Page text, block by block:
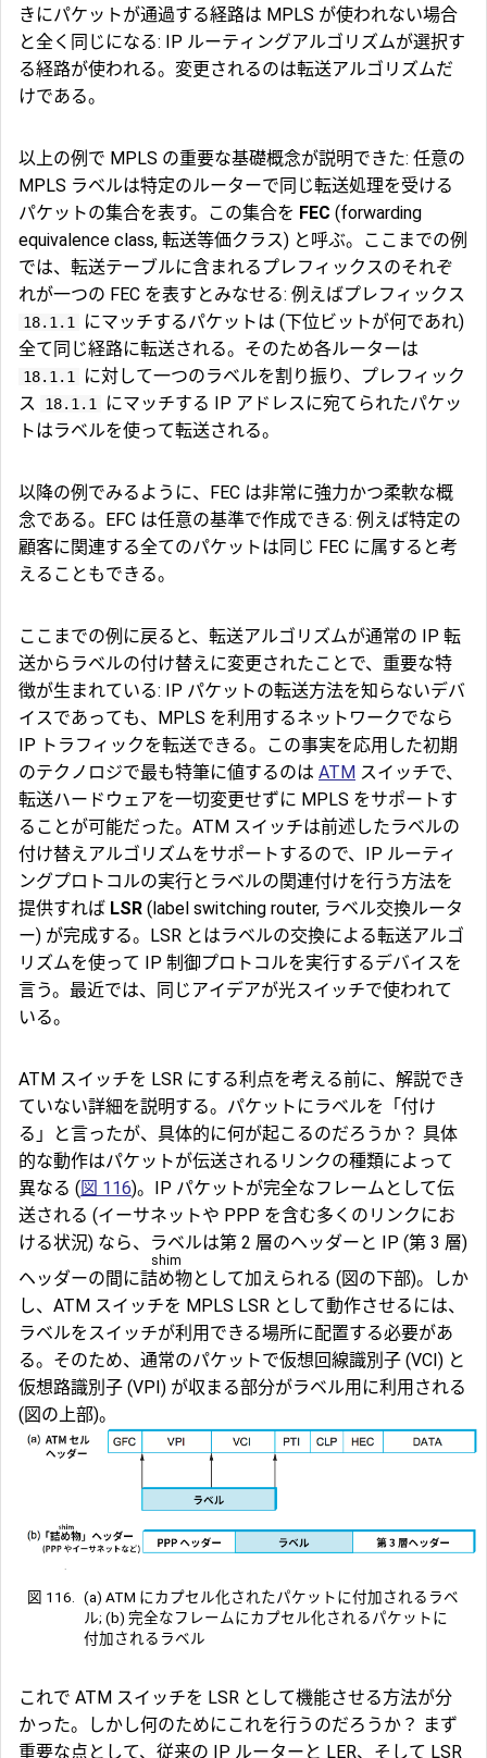
きにパケットが通過する経路は MPLS が使われない場合
と全く同じになる: IP ルーティングアルゴリズムが選択す
る経路が使われる。変更されるのは転送アルゴリズムだ
けである。
以上の例で MPLS の重要な基礎概念が説明できた: 任意の
MPLS ラベルは特定のルーターで同じ転送処理を受ける
パケットの集合を表す。この集合を FEC (forwarding
equivalence class, 転送等価クラス) と呼ぶ。ここまでの例
では、転送テーブルに含まれるプレフィックスのそれぞ
れが一つの FEC を表すとみなせる: 例えばプレフィックス
18.1.1
にマッチするパケットは (下位ビットが何であれ)
全て同じ経路に転送される。そのため各ルーターは
18.1.1
に対して一つのラベルを割り振り、プレフィック
ス
18.1.1
にマッチする IP アドレスに宛てられたパケッ
トはラベルを使って転送される。
以降の例でみるように、FEC は非常に強力かつ柔軟な概
念である。EFC は任意の基準で作成できる: 例えば特定の
顧客に関連する全てのパケットは同じ FEC に属すると考
えることもできる。
ここまでの例に戻ると、転送アルゴリズムが通常の IP 転
送からラベルの付け替えに変更されたことで、重要な特
徴が生まれている: IP パケットの転送方法を知らないデバ
イスであっても、MPLS を利用するネットワークでなら
IP トラフィックを転送できる。この事実を応用した初期
のテクノロジで最も特筆に値するのは ATM スイッチで、
転送ハードウェアを一切変更せずに MPLS をサポートす
ることが可能だった。ATM スイッチは前述したラベルの
付け替えアルゴリズムをサポートするので、IP ルーティ
ングプロトコルの実行とラベルの関連付けを行う方法を
提供すれば LSR (label switching router, ラベル交換ルータ
ー) が完成する。LSR とはラベルの交換による転送アルゴ
リズムを使って IP 制御プロトコルを実行するデバイスを
言う。最近では、同じアイデアが光スイッチで使われて
いる。
ATM スイッチを LSR にする利点を考える前に、解説でき
ていない詳細を説明する。パケットにラベルを「付け
る」と言ったが、具体的に何が起こるのだろうか？ 具体
的な動作はパケットが伝送されるリンクの種類によって
異なる ( 図 116)。IP パケットが完全なフレームとして伝
送される (イーサネットや PPP を含む多くのリンクにお
ける状況) なら、ラベルは第 2 層のヘッダーと IP (第 3 層)
ヘッダーの間に詰め物
shim
として加えられる (図の下部)。しか
し、ATM スイッチを MPLS LSR として動作させるには、
ラベルをスイッチが利用できる場所に配置する必要があ
る。そのため、通常のパケットで仮想回線識別子 (VCI ) と
仮想路識別子 (VPI ) が収まる部分がラベル用に利用される
(図の上部)。
図 116.
(a) ATM にカプセル化されたパケットに付加されるラベ
ル; (b) 完全なフレームにカプセル化されるパケットに
付加されるラベル
これで ATM スイッチを LSR として機能させる方法が分
かった。しかし何のためにこれを行うのだろうか？ まず
重要な点として、従来の IP ルーターと LER、そして LSR